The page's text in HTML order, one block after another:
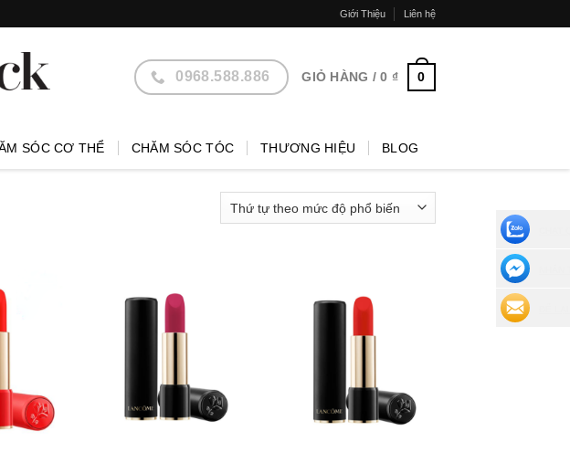
Giới Thiệu Liên hệ
0968.588.886 GIỎ HÀNG /0 ₫ 0
SÓC CƠ THỂ CHĂM SÓC TÓC THƯƠNG HIỆU BLOG